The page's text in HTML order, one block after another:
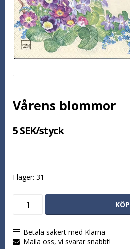
Vårens blommor
5 SEK/styck
I lager: 31
KÖP
Betala säkert med Klarna
Maila oss, vi svarar snabbt!